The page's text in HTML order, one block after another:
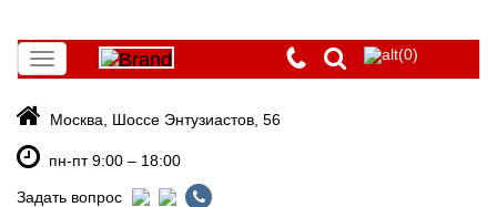
Toggle
navigation
(0)
Москва, Шоссе Энтузиастов, 56
пн-пт 9:00 – 18:00
Задать вопрос